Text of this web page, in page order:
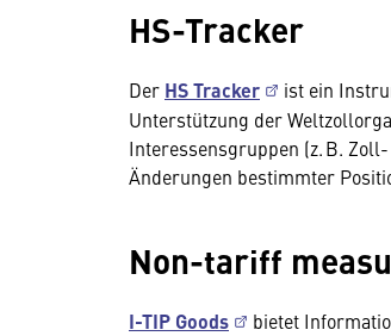
HS-Tracker
Der HS Tracker
ist ein
Unterstützung der
Interessensgruppen (z. B.
Änderungen bestimmter
Non-tariff
I-TIP Goods
bietet